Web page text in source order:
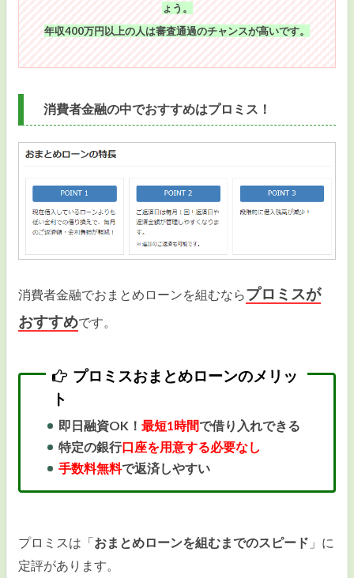
ょう。
年収400万円以上の人は審査通過のチャンスが高いです。
消費者金融の中でおすすめはプロミス！
消費者金融でおまとめローンを組むならプロミスが
おすすめです。
プロミスおまとめローンのメリッ
ト
即日融資OK！最短1時間で借り入れできる
特定の銀行口座を用意する必要なし
手数料無料で返済しやすい
プロミスは「おまとめローンを組むまでのスピード 」に
定評があります。